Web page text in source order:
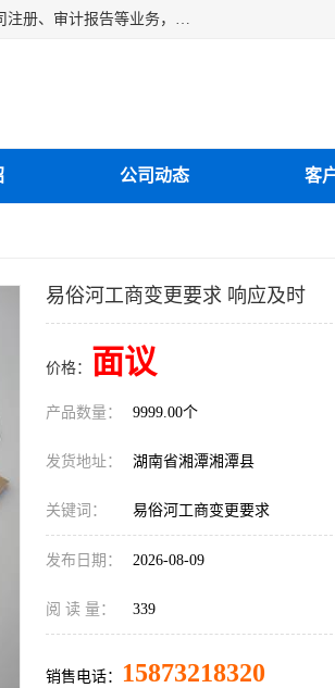
湘潭纳川会计服务有限公司主营从事：湘潭公司账务清理、湘潭公司注销、代理记账、公司变更、公司注册、审计报告等业务，公司设立有专门的代理注册部门，现有工商代办专员，部门经理从事工商代办多年，对各地区公司注册、公司变更、进出口业务等流程以及各行业公司注册、变更所需注意的细节都非常熟悉。
公司动态 客
易俗河工商变更要求 响应及时
价格： 面议
产品数量： 9999.00个
发货地址： 湖南省湘潭湘潭县
关键词： 易俗河工商变更要求
发布日期： 2026-08-09
阅 读 量： 339
销售电话： 15873218320